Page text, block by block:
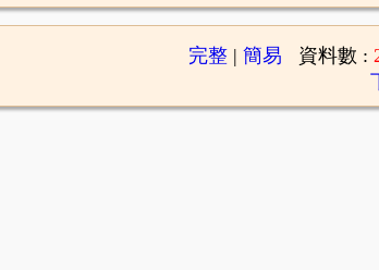
完整| 簡易 資料數 :